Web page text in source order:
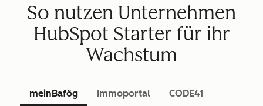
So nutzen Unternehmen
HubSpot Starter für ihr
Wachstum
meinBafög Immoportal CODE41